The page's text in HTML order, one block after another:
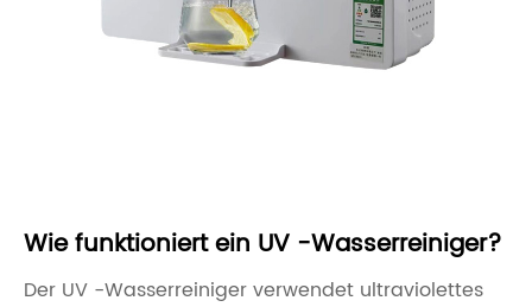
Wie funktioniert ein UV -Wasserreiniger?
Der UV -Wasserreiniger verwendet ultraviolettes